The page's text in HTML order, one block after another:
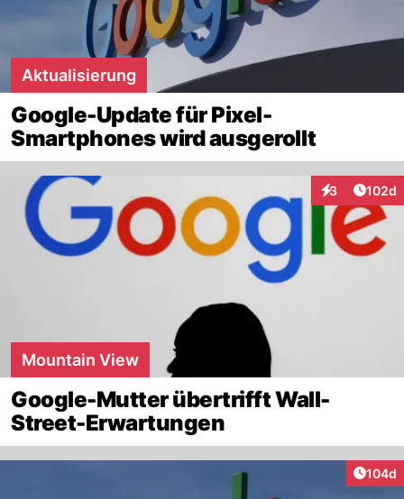
Aktualisierung
Google-Update für Pixel-
Smartphones wird ausgerollt
3
Interaktionen
102d
Mountain View
Google-Mutter übertrifft Wall-
Street-Erwartungen
104d